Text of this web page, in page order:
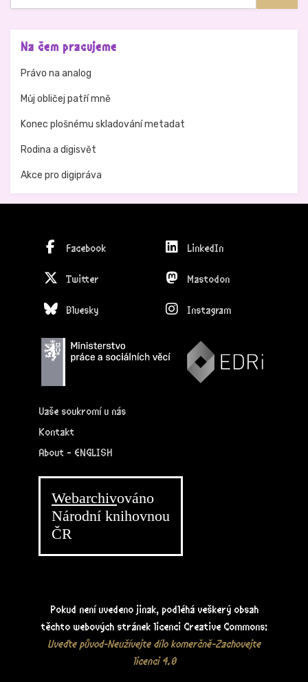
Na čem pracujeme
Právo na analog
Můj obličej patří mně
Konec plošnému skladování metadat
Rodina a digisvět
Akce pro digipráva
Facebook LinkedIn
Twitter Mastodon
Bluesky Instagram
Vaše soukromí u nás
Kontakt
About - ENGLISH
Webarchivováno
Národní knihovnou
ČR
Pokud není uvedeno jinak, podléhá veškerý obsah
těchto webových stránek licenci Creative Commons:
Uveďte původ-Neužívejte dílo komerčně-Zachovejte
licenci 4.0